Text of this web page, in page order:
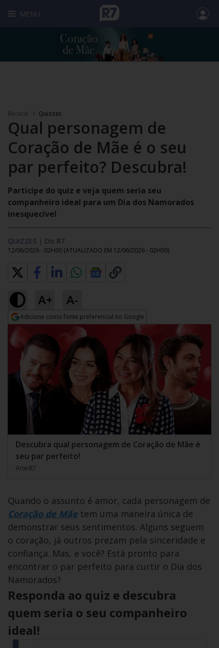
MENU
Record Quizzes
Qual personagem de
Coração de Mãe é o seu
par perfeito? Descubra!
Participe do quiz e veja quem seria seu
companheiro ideal para um Dia dos Namorados
inesquecível
QUIZZES | Do R7
12/06/2026 - 02H00 (ATUALIZADO EM 12/06/2026 - 02H00)
A+ A-
Adicione como fonte preferencial no Google
Opens in new window
Descubra qual personagem de Coração de Mãe é
seu par perfeito!
Arte/R7
Quando o assunto é amor, cada personagem de
Coração de Mãe tem uma maneira única de
demonstrar seus sentimentos. Alguns seguem
o coração, já outros prezam pela sinceridade e
confiança. Mas, e você? Está pronto para
encontrar o par perfeito para curtir o Dia dos
Namorados?
Responda ao quiz e descubra
quem seria o seu companheiro
ideal!